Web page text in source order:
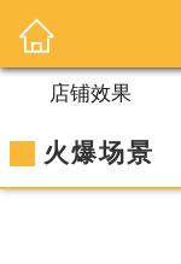
店铺效果
火爆场景